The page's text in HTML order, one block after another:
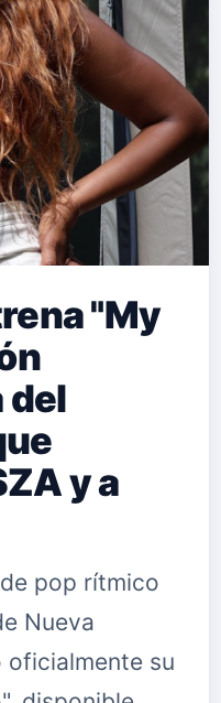
"My
del
y a
pop rítmico
Nueva
oficialmente su